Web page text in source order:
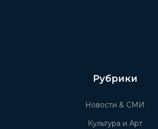
Рубрики
Новости & СМИ
Культура и Арт